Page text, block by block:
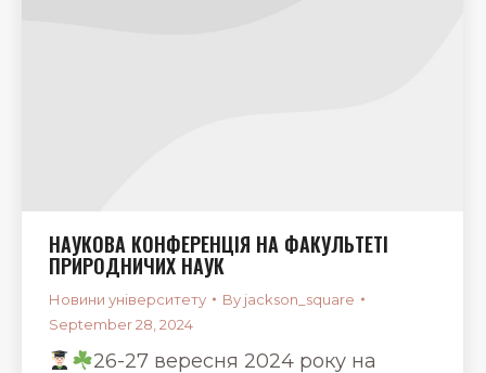
НАУКОВА КОНФЕРЕНЦІЯ НА ФАКУЛЬТЕТІ
ПРИРОДНИЧИХ НАУК
Новини університету By jackson_square
September 28, 2024
26-27 вересня 2024 року на